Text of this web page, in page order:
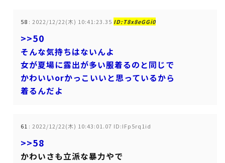
58 : 2022/12/22(木) 10:41:23.35 ID:T8x8eGGi0
>>50
そんな気持ちはないんよ
女が夏場に露出が多い服着るのと同じで
かわいいorかっこいいと思っているから
着るんだよ
61 : 2022/12/22(木) 10:43:01.07 ID:IFp5rq1id
>>58
かわいさも立派な暴力やで